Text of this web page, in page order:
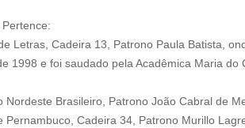
Letras, Cadeira 13, Patrono Paula Batista,
1998 e foi saudado pela Acadêmica Maria do
Nordeste Brasileiro, Patrono João Cabral de
Pernambuco, Cadeira 34, Patrono Murillo